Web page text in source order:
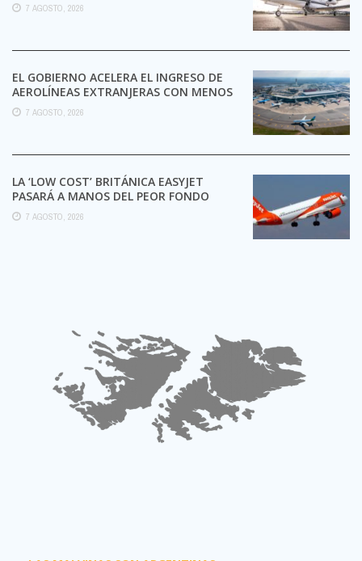
7 AGOSTO, 2026
EL GOBIERNO ACELERA EL INGRESO DE
AEROLÍNEAS EXTRANJERAS CON MENOS
TRÁMITES
7 AGOSTO, 2026
LA ‘LOW COST’ BRITÁNICA EASYJET
PASARÁ A MANOS DEL PEOR FONDO
POSIBLE:
7 AGOSTO, 2026